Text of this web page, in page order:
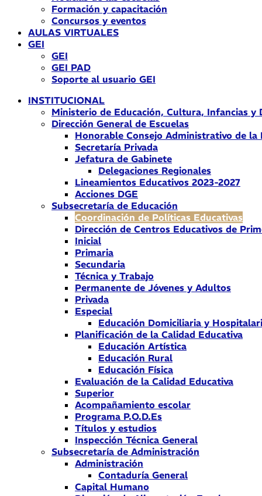
Formación y capacitación
Concursos y eventos
AULAS VIRTUALES
GEI
GEI
GEI PAD
Soporte al usuario GEI
INSTITUCIONAL
Ministerio de Educación, Cultura, Infancias y
Dirección General de Escuelas
Honorable Consejo Administrativo de la
Secretaría Privada
Jefatura de Gabinete
Delegaciones Regionales
Lineamientos Educativos 2023-2027
Acciones DGE
Subsecretaría de Educación
Coordinación de Políticas Educativas
Dirección de Centros Educativos de
Inicial
Primaria
Secundaria
Técnica y Trabajo
Permanente de Jóvenes y Adultos
Privada
Especial
Educación Domiciliaria y
Planificación de la Calidad Educativa
Educación Artística
Educación Rural
Educación Física
Evaluación de la Calidad Educativa
Superior
Acompañamiento escolar
Programa P.O.D.Es
Títulos y estudios
Inspección Técnica General
Subsecretaría de Administración
Administración
Contaduría General
Capital Humano